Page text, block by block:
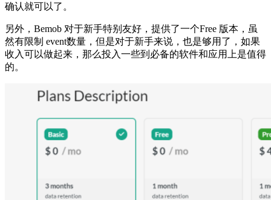
确认就可以了。
另外，Bemob 对于新手特别友好，提供了一个Free 版本，虽
然有限制 event数量，但是对于新手来说，也是够用了，如果
收入可以做起来，那么投入一些到必备的软件和应用上是值得
的。